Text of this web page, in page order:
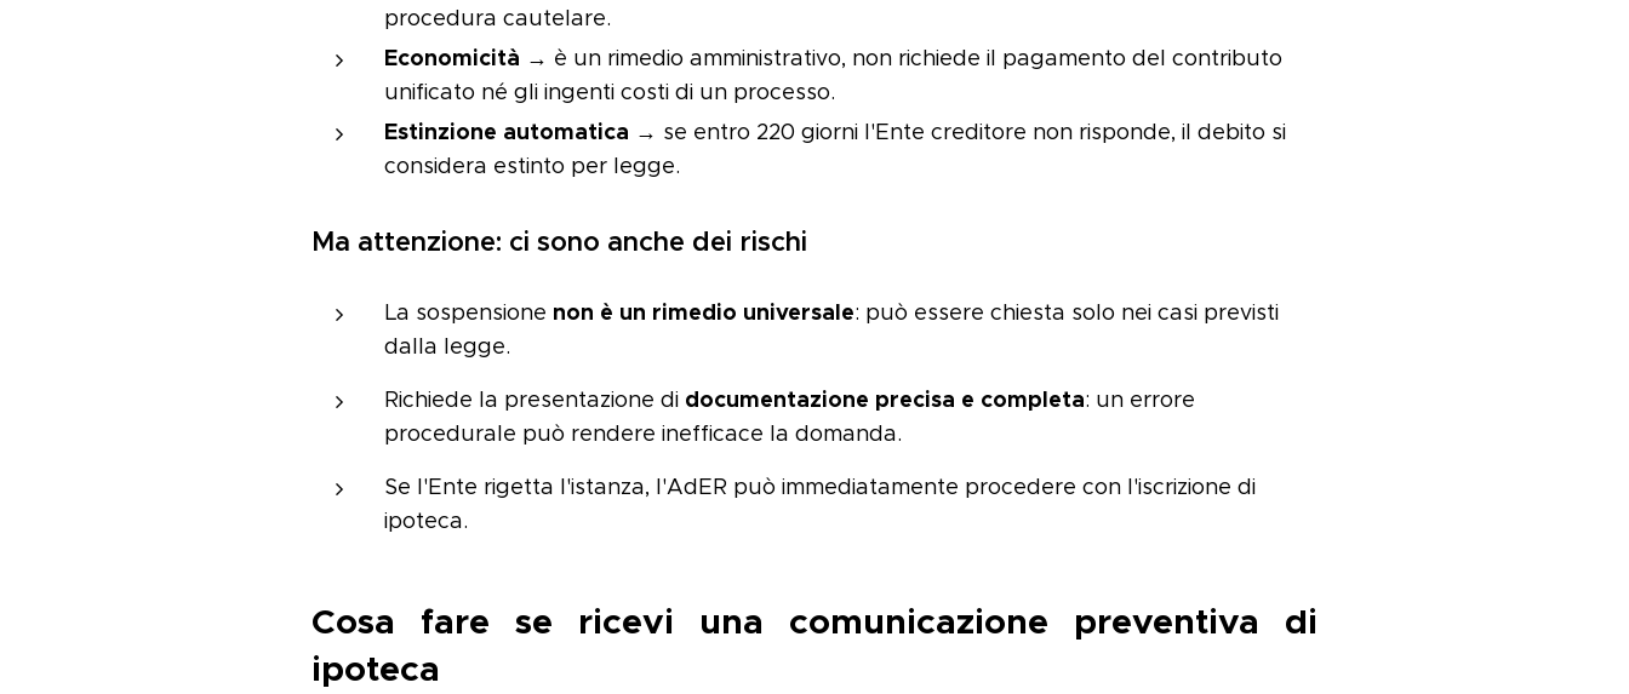
procedura cautelare.
Economicità → è un rimedio amministrativo, non richiede il pagamento del contributo
unificato né gli ingenti costi di un processo.
Estinzione automatica → se entro 220 giorni l'Ente creditore non risponde, il debito si
considera estinto per legge.
Ma attenzione: ci sono anche dei rischi
La sospensione non è un rimedio universale: può essere chiesta solo nei casi previsti
dalla legge.
Richiede la presentazione di documentazione precisa e completa: un errore
procedurale può rendere inefficace la domanda.
Se l'Ente rigetta l'istanza, l'AdER può immediatamente procedere con l'iscrizione di
ipoteca.
Cosa fare se ricevi una comunicazione preventiva di
ipoteca